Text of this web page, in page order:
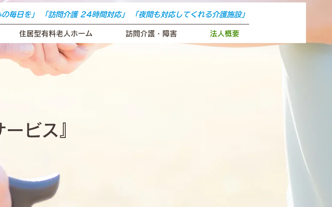
の毎日を」 「訪問介護 24時間対応」 「夜間も対応してくれる介護施設」
住居型有料老人ホーム 訪問介護・障害 法人概要
ビス』